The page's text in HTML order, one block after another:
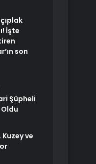
İşte
son
Şüpheli
Oldu
ve